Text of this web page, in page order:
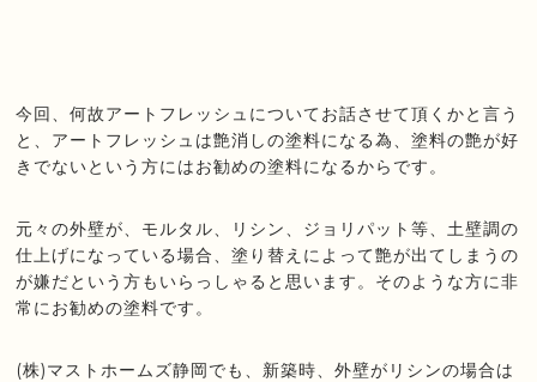
今回、何故アートフレッシュについてお話させて頂くかと言う
と、アートフレッシュは艶消しの塗料になる為、塗料の艶が好
きでないという方にはお勧めの塗料になるからです。
元々の外壁が、モルタル、リシン、ジョリパット等、土壁調の
仕上げになっている場合、塗り替えによって艶が出てしまうの
が嫌だという方もいらっしゃると思います。そのような方に非
常にお勧めの塗料です。
(株)マストホームズ静岡でも、新築時、外壁がリシンの場合は